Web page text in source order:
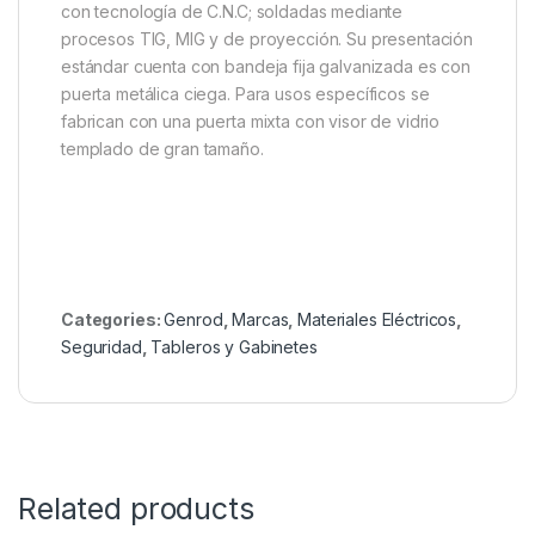
con tecnología de C.N.C; soldadas mediante
procesos TIG, MIG y de proyección. Su presentación
estándar cuenta con bandeja fija galvanizada es con
puerta metálica ciega. Para usos específicos se
fabrican con una puerta mixta con visor de vidrio
templado de gran tamaño.
Categories:Genrod ,Marcas ,Materiales Eléctricos
Seguridad Tableros y Gabinetes
Related products